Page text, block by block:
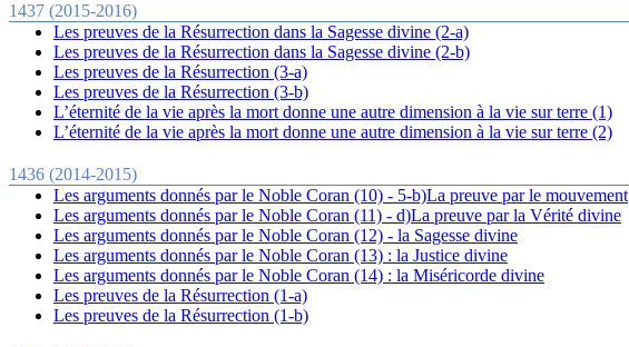
1437 (2015-2016)
Les preuves de la Résurrection dans la Sagesse divine (2-a)
Les preuves de la Résurrection dans la Sagesse divine (2-b)
Les preuves de la Résurrection (3-a)
Les preuves de la Résurrection (3-b)
L’éternité de la vie après la mort donne une autre dimension à la vie sur terre (1)
L’éternité de la vie après la mort donne une autre dimension à la vie sur terre (2)
1436 (2014-2015)
Les arguments donnés par le Noble Coran (10) - 5-b)La preuve par le mouvement
Les arguments donnés par le Noble Coran (11) - d)La preuve par la Vérité divine
Les arguments donnés par le Noble Coran (12) - la Sagesse divine
Les arguments donnés par le Noble Coran (13) : la Justice divine
Les arguments donnés par le Noble Coran (14) : la Miséricorde divine
Les preuves de la Résurrection (1-a)
Les preuves de la Résurrection (1-b)